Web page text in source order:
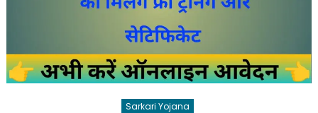
Sarkari Yojana